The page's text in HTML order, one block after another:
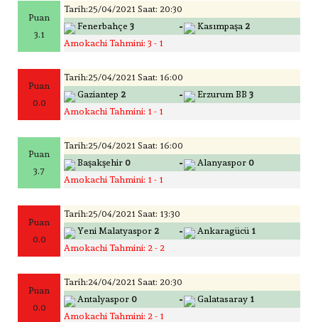
Puan
3.1
Tarih:25/04/2021 Saat: 20:30
Fenerbahçe 3 - Kasımpaşa 2
Amokachi Tahmini: 3 - 1
Puan
0.0
Tarih:25/04/2021 Saat: 16:00
Gaziantep 2 - Erzurum BB 3
Amokachi Tahmini: 1 - 1
Puan
3.7
Tarih:25/04/2021 Saat: 16:00
Başakşehir 0 - Alanyaspor 0
Amokachi Tahmini: 1 - 1
Puan
0.0
Tarih:25/04/2021 Saat: 13:30
Yeni Malatyaspor 2 - Ankaragücü 1
Amokachi Tahmini: 2 - 2
Puan
0.0
Tarih:24/04/2021 Saat: 20:30
Antalyaspor 0 - Galatasaray 1
Amokachi Tahmini: 2 - 1